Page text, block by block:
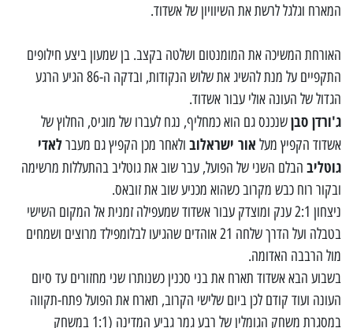
המארח וגלגל לרשת את השיוויון של אשדוד.
האורחת המשיכה את המומנטום ושלטה בקצב. בן שמעון ביצע חילופים
התקפיים על מנת להשיג את שלוש הנקודות, ובדקה ה-86 הגיע הרגע
הגדול של העונה אולי עבור אשדוד.
ג'ורדן סבןשנכנס גם הוא כמחליף, נגח לעברו של מוגיס, החלוץ של
אשדוד הקפיץ מעל אור ישראלוב ולאחר מכן הקפיץ גם מעברלאדי
גוטליב הבלם השני של הפועל, עבר שוב את גוטליב בהתעללות מרשימה
ובקור רוח כבש מקרוב כשהוא מכניע שוב את זובאס.
ניצחון 2:1 ענק ומוצדק עבור אשדוד שמעפילה זמנית אל המקום השישי
בטבלה ועל הדרך שלחה 21 אוהדים שהגיעו לבלומפילד מרוצים ושמחים
מול הרבבה האדומה.
בשבוע הבא אשדוד תארח את בני סכנין כשנותרו שני מחזורים עד סיום
העונה ועוד קודם לכן ביום שלישי הקרוב, תארח את הפועל פתח-תקווה
במסגרת משחק הגומלין של רבע גמר גביע המדינה (1:1 במשחק